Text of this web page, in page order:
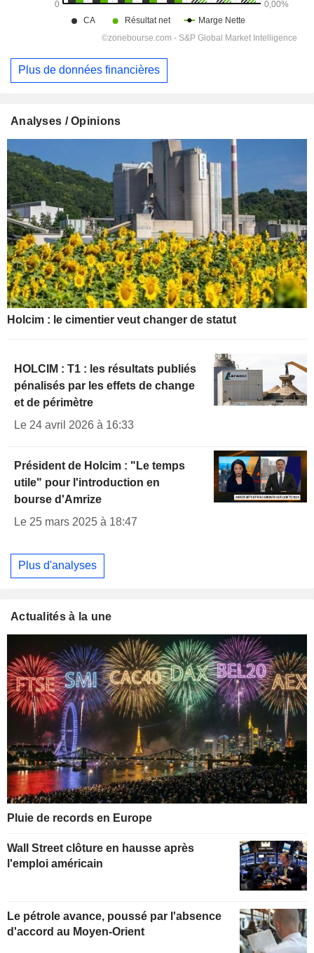
Plus de données financières
Analyses / Opinions
Holcim : le cimentier veut changer de statut
HOLCIM : T1 : les résultats publiés
pénalisés par les effets de change
et de périmètre
Le 24 avril 2026 à 16:33
Président de Holcim : "Le temps
utile" pour l'introduction en
bourse d'Amrize
Le 25 mars 2025 à 18:47
Plus d'analyses
Actualités à la une
Pluie de records en Europe
Wall Street clôture en hausse après
l'emploi américain
Le pétrole avance, poussé par l'absence
d'accord au Moyen-Orient